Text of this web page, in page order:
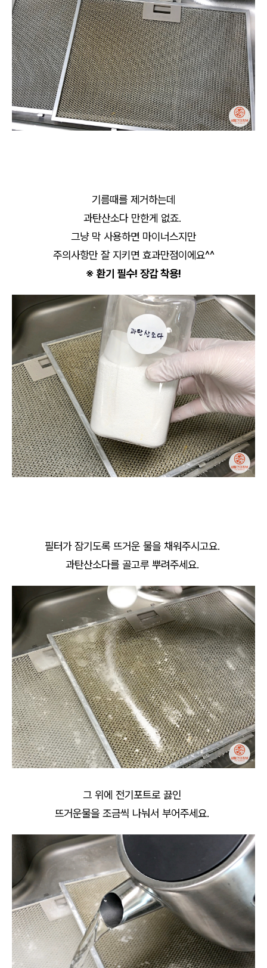
기름때를 제거하는데
과탄산소다 만한게 없죠.
그냥 막 사용하면 마이너스지만
주의사항만 잘 지키면 효과만점이에요^^
※ 환기 필수! 장갑 착용!
필터가 잠기도록 뜨거운 물을 채워주시고요.
과탄산소다를 골고루 뿌려주세요.
그 위에 전기포트로 끓인
뜨거운물을 조금씩 나눠서 부어주세요.